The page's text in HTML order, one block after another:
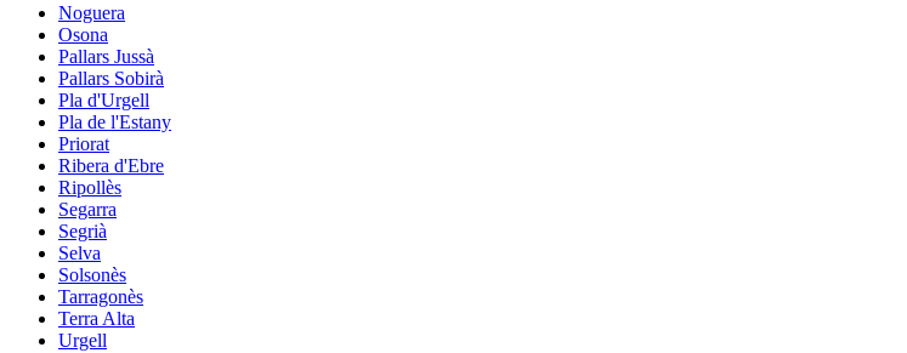
Noguera
Osona
Pallars Jussà
Pallars Sobirà
Pla d'Urgell
Pla de l'Estany
Priorat
Ribera d'Ebre
Ripollès
Segarra
Segrià
Selva
Solsonès
Tarragonès
Terra Alta
Urgell